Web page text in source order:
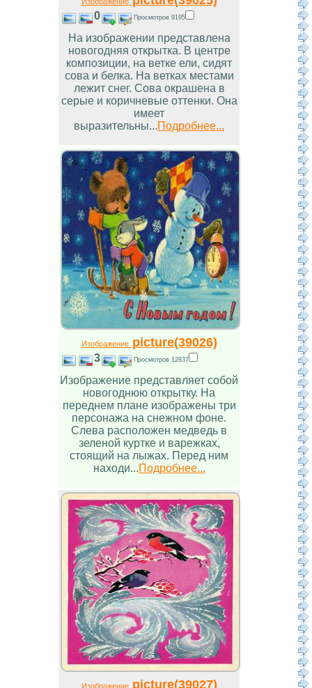
0 Просмотров 9195
На изображении представлена
новогодняя открытка. В центре
композиции, на ветке ели, сидят
сова и белка. На ветках местами
лежит снег. Сова окрашена в
серые и коричневые оттенки. Она
имеет
выразительны...Подробнее...
Изображениеpicture(39026)
3 Просмотров 12837
Изображение представляет собой
новогоднюю открытку. На
переднем плане изображены три
персонажа на снежном фоне.
Слева расположен медведь в
зеленой куртке и варежках,
стоящий на лыжах. Перед ним
находи...Подробнее...
Изображениеpicture(39027)